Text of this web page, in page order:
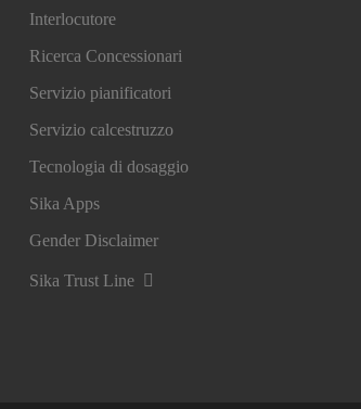
Interlocutore
Ricerca Concessionari
Servizio pianificatori
Servizio calcestruzzo
Tecnologia di dosaggio
Sika Apps
Gender Disclaimer
Sika Trust Line